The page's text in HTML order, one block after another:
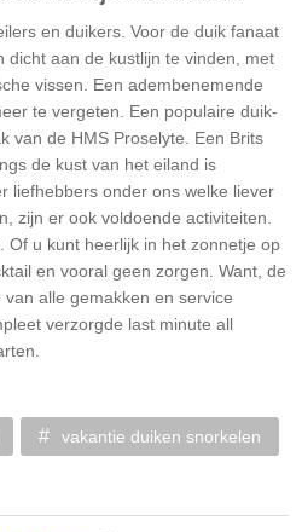
en duikers. Voor de duik fanaat
dicht aan de kustlijn te vinden, met
vissen. Een adembenemende
te vergeten. Een populaire duik-
van de HMS Proselyte. Een Brits
de kust van het eiland is
liefhebbers onder ons welke liever
zijn er ook voldoende activiteiten.
Of u kunt heerlijk in het zonnetje op
en vooral geen zorgen. Want, de
alle gemakken en service
verzorgde last minute all
vakantie duiken snorkelen